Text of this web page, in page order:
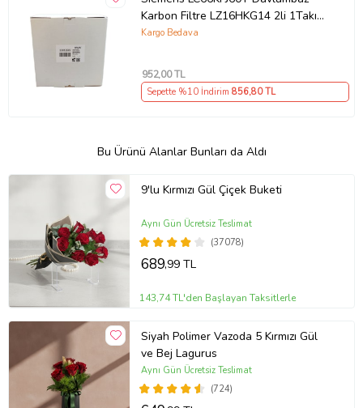
Karbon Filtre LZ16HKG14 2li 1Takım
Bacasız Aspiratör Kömür Filtresi
Kargo Bedava
952,00 TL
Sepette %10 İndirim 856,80 TL
Bu Ürünü Alanlar Bunları da Aldı
9'lu Kırmızı Gül Çiçek Buketi
(37078)
Aynı Gün Ücretsiz Teslimat
689,99 TL
143,74 TL'den Başlayan Taksitlerle
Siyah Polimer Vazoda 5 Kırmızı Gül
ve Bej Lagurus
(724)
Aynı Gün Ücretsiz Teslimat